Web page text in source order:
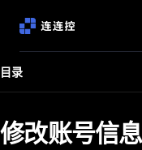
目录
修改账号信息